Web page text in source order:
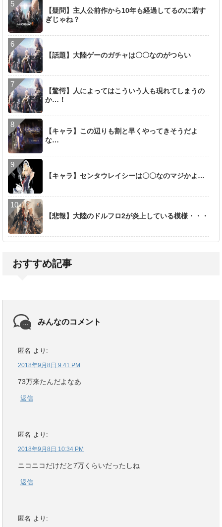
【疑問】主人公前作から10年も経過してるのに若す
ぎじゃね？
【話題】大陸ゲーのガチャは〇〇なのがつらい
【驚愕】人によってはこういう人も現れてしまうの
か…！
【キャラ】この辺りも割と早くやってきそうだよ
な…
【キャラ】センタウレイシーは〇〇なのマジかよ…
【悲報】大陸のドルフロ2が炎上している模様・・・
おすすめ記事
みんなのコメント
匿名 より:
2018年9月8日 9:41 PM
73万来たんだよなあ
返信
匿名 より:
2018年9月8日 10:34 PM
ニコニコだけだと7万くらいだったしね
返信
匿名 より: